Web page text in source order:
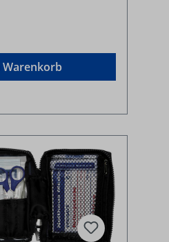
Warenkorb